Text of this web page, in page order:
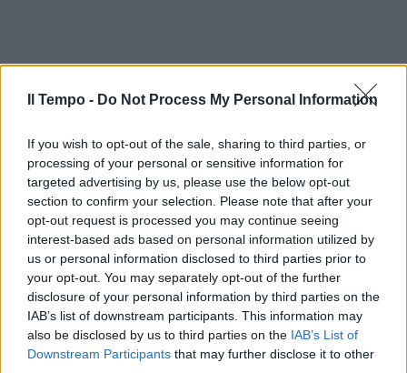
Il Tempo - Do Not Process My Personal Information
If you wish to opt-out of the sale, sharing to third parties, or
processing of your personal or sensitive information for
targeted advertising by us, please use the below opt-out
section to confirm your selection. Please note that after your
opt-out request is processed you may continue seeing
interest-based ads based on personal information utilized by
us or personal information disclosed to third parties prior to
your opt-out. You may separately opt-out of the further
disclosure of your personal information by third parties on the
IAB’s list of downstream participants. This information may
also be disclosed by us to third parties on the IAB’s List of
Downstream Participants that may further disclose it to other